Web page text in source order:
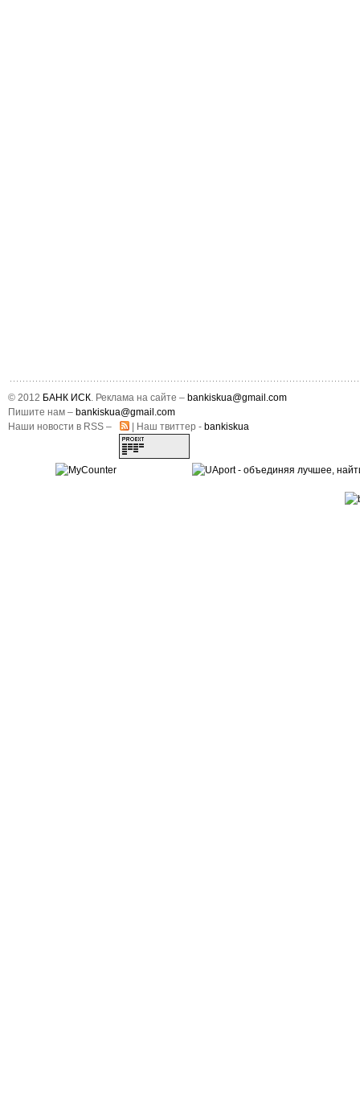
© 2012 БАНК ИСК. Реклама на сайте – bankiskua@gmail.com
Пишите нам – bankiskua@gmail.com
Наши новости в RSS –
| Наш твиттер - bankiskua